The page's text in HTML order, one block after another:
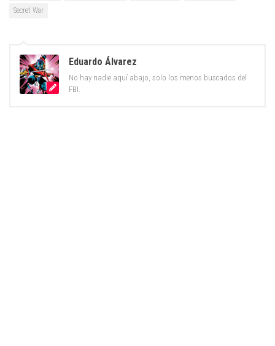
Secret War
Eduardo Álvarez
No hay nadie aquí abajo, solo los menos buscados del
FBI.